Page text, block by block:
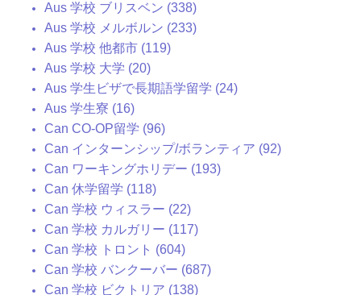
Aus 学校 ブリスベン (338)
Aus 学校 メルボルン (233)
Aus 学校 他都市 (119)
Aus 学校 大学 (20)
Aus 学生ビザで長期語学留学 (24)
Aus 学生寮 (16)
Can CO-OP留学 (96)
Can インターンシップ/ボランティア (92)
Can ワーキングホリデー (193)
Can 休学留学 (118)
Can 学校 ウィスラー (22)
Can 学校 カルガリー (117)
Can 学校 トロント (604)
Can 学校 バンクーバー (687)
Can 学校 ビクトリア (138)